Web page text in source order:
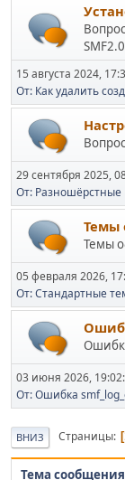
SMF2.0
15 августа 2024,
От: Как удалить
29 сентября 2025,
От: Разношёрстные
Темы
Темы
05 февраля 2026,
От: Стандартные
03 июня 2026,
От: Ошибка
ВНИЗ Страницы
Тема сообщения